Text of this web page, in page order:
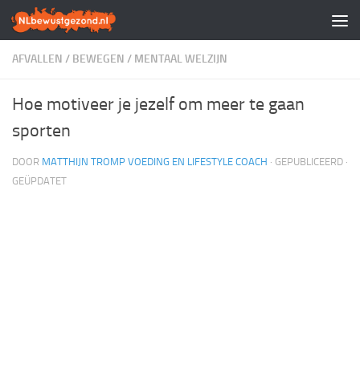
Doorgaan naar inhoud
AFVALLEN / BEWEGEN / MENTAAL WELZIJN
Hoe motiveer je jezelf om meer te gaan
sporten
DOOR MATTHIJN TROMP VOEDING EN LIFESTYLE COACH · GEPUBLICEERD ·
GEÜPDATET